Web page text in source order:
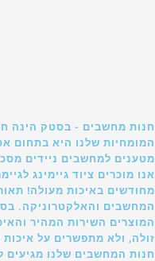
חנות מחשבים - בסטק הינה
המומחיות שלנו היא בתחום
מטענים למחשבים ניידים
אנו מוכרים ציוד גיימינג
מחודשים באיכות מעולה!
המחשבים והאלקטרוניקה.
המוצרים השירות המהיר
זולה, ולא מתפשרים על
חנות המחשבים שלנו מגיעים